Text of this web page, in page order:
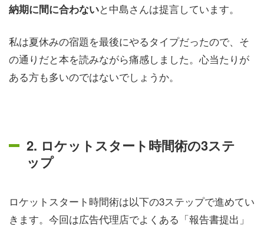
納期に間に合わないと中島さんは提言しています。
私は夏休みの宿題を最後にやるタイプだったので、そ
の通りだと本を読みながら痛感しました。心当たりが
ある方も多いのではないでしょうか。
2. ロケットスタート時間術の3ステ
ップ
ロケットスタート時間術は以下の3ステップで進めてい
きます。今回は広告代理店でよくある「報告書提出」